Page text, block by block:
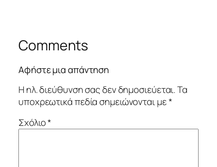
Comments
Αφήστε μια απάντηση
Η ηλ. διεύθυνση σας δεν δημοσιεύεται. Τα
υποχρεωτικά πεδία σημειώνονται με*
Σχόλιο*